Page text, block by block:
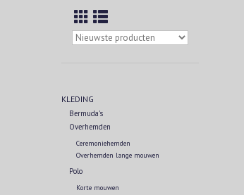
KLEDING
Bermuda's
Overhemden
Ceremoniehemden
Overhemden lange mouwen
Polo
Korte mouwen